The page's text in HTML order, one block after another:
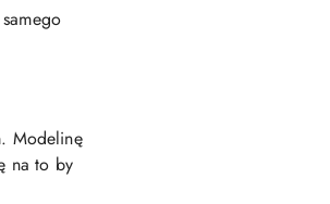
Modelinę
na to by